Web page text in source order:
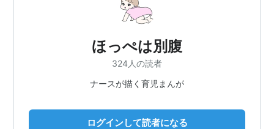
ほっぺは別腹
324人の読者
ナースが描く育児まんが
ログインして読者になる